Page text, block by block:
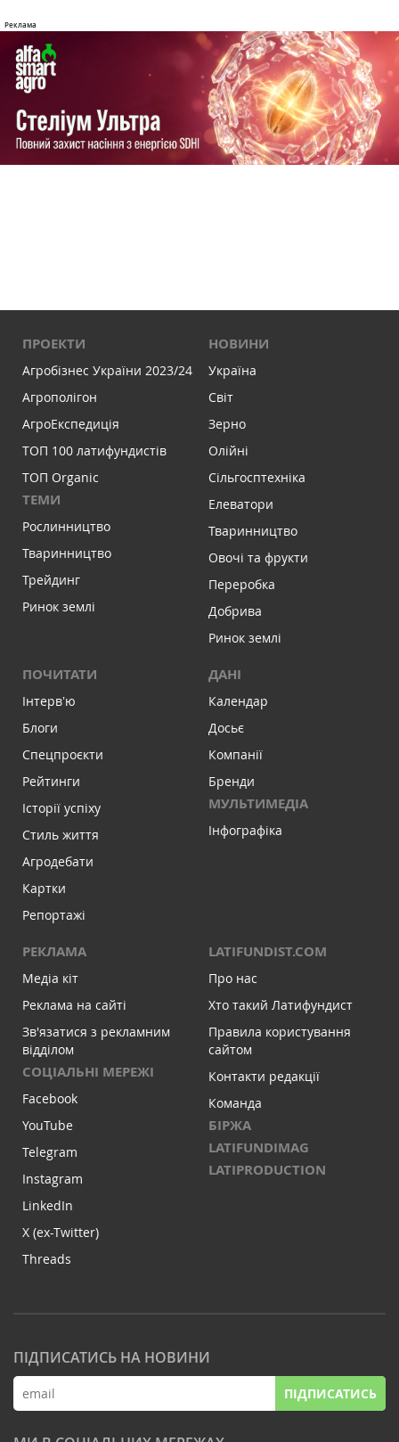
ПРОЕКТИ
Агробізнес України 2023/24
Агрополігон
АгроЕкспедиція
ТОП 100 латифундистів
ТОП Organic
ТЕМИ
Рослинництво
Тваринництво
Трейдинг
Ринок землі
НОВИНИ
Україна
Світ
Зерно
Олійні
Сільгосптехніка
Елеватори
Тваринництво
Овочі та фрукти
Переробка
Добрива
Ринок землі
ПОЧИТАТИ
Інтервʼю
Блоги
Спецпроєкти
Рейтинги
Історії успіху
Стиль життя
Агродебати
Картки
Репортажі
ДАНІ
Календар
Досьє
Компанії
Бренди
МУЛЬТИМЕДІА
Інфографіка
РЕКЛАМА
Медіа кіт
Реклама на сайті
Зв'язатися з рекламним
відділом
СОЦІАЛЬНІ МЕРЕЖІ
Facebook
YouTube
Telegram
Instagram
LinkedIn
X (ex-Twitter)
Threads
LATIFUNDIST.COM
Про нас
Хто такий Латифундист
Правила користування
сайтом
Контакти редакції
Команда
БІРЖА
LATIFUNDIMAG
LATIPRODUCTION
ПІДПИСАТИСЬ НА НОВИНИ
ПІДПИСАТИСЬ